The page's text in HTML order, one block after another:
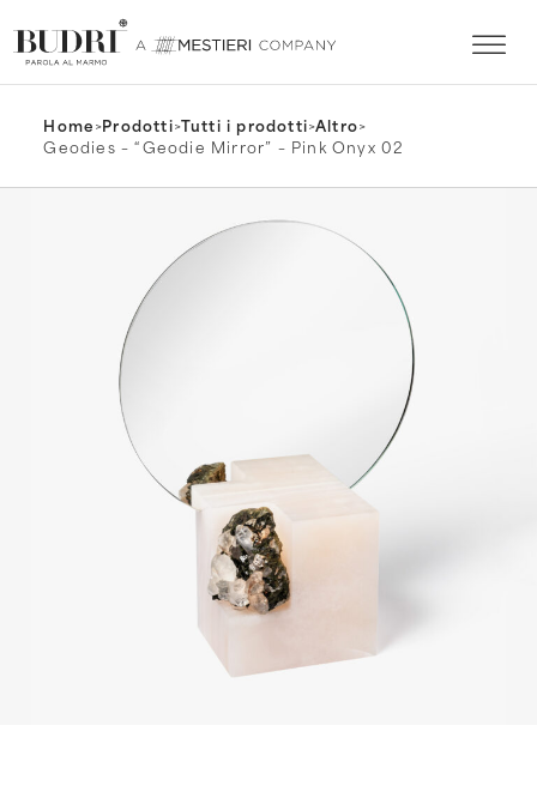
Home>Prodotti>Tutti i prodotti>Altro>
Geodies – “Geodie Mirror” – Pink Onyx 02